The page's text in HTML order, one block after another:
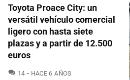
Toyota Proace City: un
versátil vehículo comercial
ligero con hasta siete
plazas y a partir de 12.500
euros
14 COMENTARIOS
HACE 6 AÑOS